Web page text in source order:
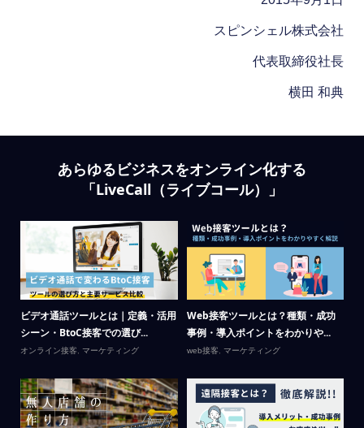
スピンシェル株式会社
代表取締役社長
横田 和典
あらゆるビジネスをオンライン化する
「LiveCall（ライブコール）」
ビデオ通話ツールとは｜定義・活用
シーン・BtoC接客での選び...
オンライン接客 マーケティング
Web接客ツールとは？種類・成功
事例・導入ポイントをわかりや...
web接客 マーケティング